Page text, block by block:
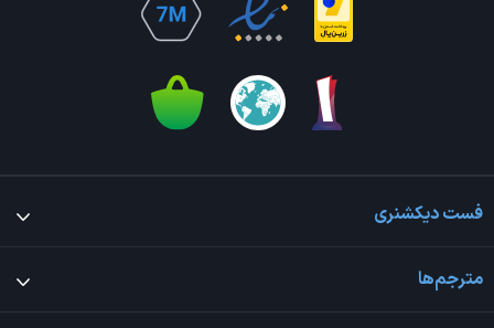
فست دیکشنری
مترجم‌ها